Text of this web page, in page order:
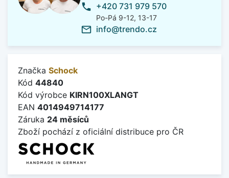
phone +420 731 979 570
Po-Pá 9-12, 13-17
mail_outline info@trendo.cz
Značka Schock
Kód 44840
Kód výrobce KIRN100XLANGT
EAN 4014949714177
Záruka 24 měsíců
Zboží pochází z oficiální distribuce pro ČR